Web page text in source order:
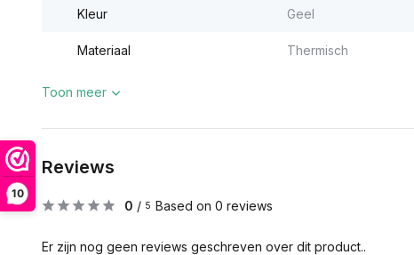
10
Kleur Geel
Materiaal Thermisch
Toon meer
Reviews
0 / 5 Based on 0 reviews
Er zijn nog geen reviews geschreven over dit product..